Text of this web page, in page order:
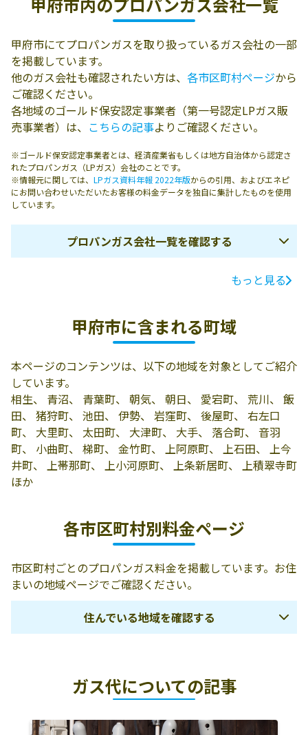
甲府市にてプロパンガスを取り扱っているガス会社の一部
を掲載しています。
他のガス会社も確認されたい方は、 各市区町村ページから
ご確認ください。
各地域のゴールド保安認定事業者（第一号認定LPガス販
売事業者）は、 こちらの記事よりご確認ください。
※ゴールド保安認定事業者とは、経済産業省もしくは地方自治体から認定さ
れたプロパンガス（LPガス）会社のことです。
※情報元に関しては、 LPガス資料年報 2022年版からの引用、およびエネピ
にお問い合わせいただいたお客様の料金データを独自に集計したものを使用
しています。
プロパンガス会社一覧を確認する
電話番号
東光寺2丁目7-16
会社
桜井町973
大須賀肥料店
400-1501 甲府市
上曽根町3201
055-266-2531
志村米穀燃料店
400-0021 甲府市
宮前町3-3
0120-033-783
山梨品川燃料株
山梨共栄石油株
400-0032 甲府市
中央2丁目12-14
055-233-2271
山梨モーターガ
ス株式会社
400-0073 甲府市
湯村1丁目8-18
055-251-2226
山光石油株式会
社
400-0828 甲府市
青葉町7-30
055-233-0225
山宮町819
式会社
城東1丁目10-17
もっと見る
甲府市に含まれる町域
本ページのコンテンツは、以下の地域を対象としてご紹介
しています。
相生、 青沼、 青葉町、 朝気、 朝日、 愛宕町、 荒川、 飯
田、 猪狩町、 池田、 伊勢、 岩窪町、 後屋町、 右左口
町、 大里町、 太田町、 大津町、 大手、 落合町、 音羽
町、 小曲町、 梯町、 金竹町、 上阿原町、 上石田、 上今
井町、 上帯那町、 上小河原町、 上条新居町、 上積翠寺町
ほか
各市区町村別料金ページ
市区町村ごとのプロパンガス料金を掲載しています。お住
まいの地域ページでご確認ください。
住んでいる地域を確認する
中巨摩郡昭和町
北杜市
ガス代についての記事